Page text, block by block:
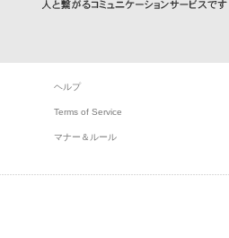
ヘルプ
Terms of Service
マナー＆ルール